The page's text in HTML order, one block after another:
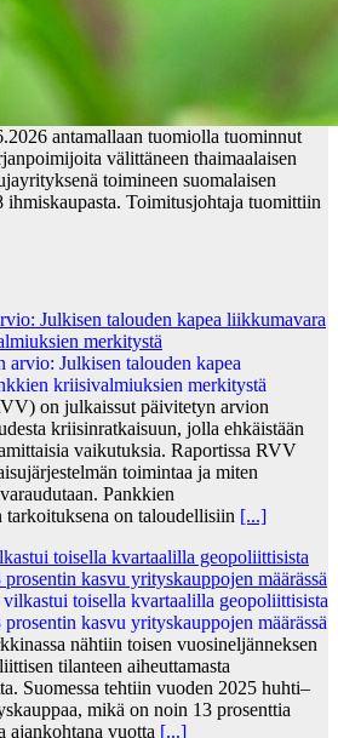
antamallaan tuomiolla tuominnut
välittäneen thaimaalaisen
toimineen suomalaisen
Toimitusjohtaja tuomittiin
Julkisen talouden kapea liikkumavara
merkitystä
on julkaissut päivitetyn arvion
kriisinratkaisuun, jolla ehkäistään
vaikutuksia. Raportissa RVV
toimintaa ja miten
Pankkien
tarkoituksena on taloudellisiin [...]
toisella kvartaalilla geopoliittisista
kasvu yrityskauppojen määrässä
nähtiin toisen vuosineljänneksen
tilanteen aiheuttamasta
Suomessa tehtiin vuoden 2025 huhti–
mikä on noin 13 prosenttia
ajankohtana vuotta [...]